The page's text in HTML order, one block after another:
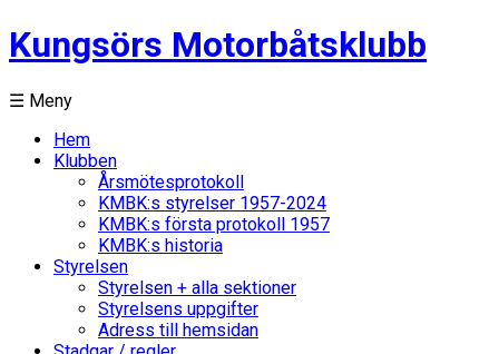
Kungsörs Motorbåtsklubb
☰ Meny
Hem
Klubben
Årsmötesprotokoll
KMBK:s styrelser 1957-2024
KMBK:s första protokoll 1957
KMBK:s historia
Styrelsen
Styrelsen + alla sektioner
Styrelsens uppgifter
Adress till hemsidan